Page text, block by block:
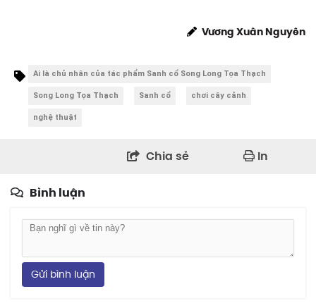
Vương Xuân Nguyên
Ai là chủ nhân của tác phẩm Sanh cổ Song Long Tọa Thạch
Song Long Tọa Thạch Sanh cổ chơi cây cảnh
nghệ thuật
Chia sẻ In
Bình luận
Gửi bình luận